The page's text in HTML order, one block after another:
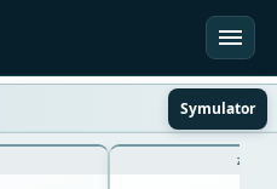
Symulator